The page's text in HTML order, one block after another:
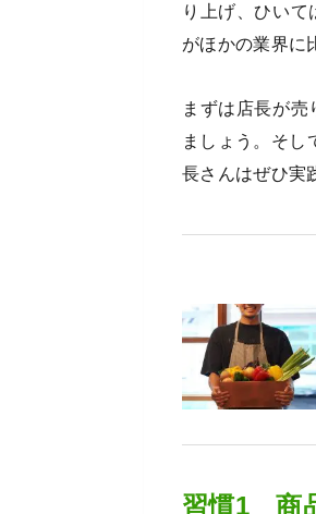
り上げ、ひい
がほかの業界に
まずは店長が
ましょう。そし
長さんはぜひ実
習慣1 商